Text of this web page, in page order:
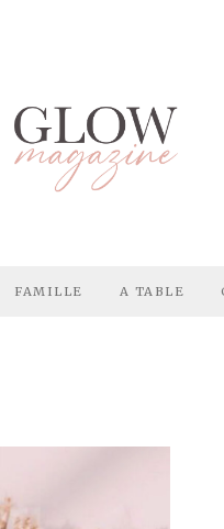
FAMILLE A TABLE